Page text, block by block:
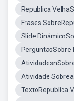
Republica
Frases
Slide
PerguntasSobre
Atividade
TextoRepublica